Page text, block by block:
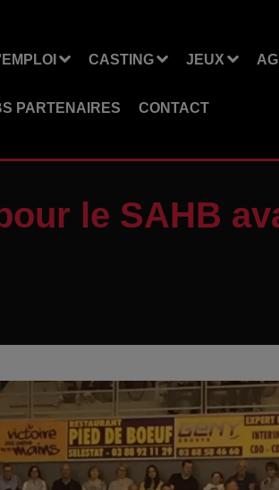
CASTING JEUX
PARTENAIRES CONTACT
le SAHB